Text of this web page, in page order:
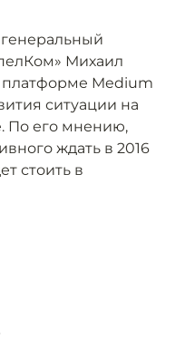
генеральный
Михаил
Medium
ситуации на
По его мнению,
ждать в 2016
стоить в